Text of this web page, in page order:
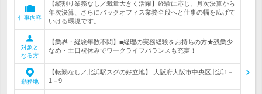
仕事内容
【縦割り業務なし／裁量大きく活躍】経験に応じ、月次決算から
年次決算、さらにバックオフィス業務全般へと仕事の幅を広げて
いける環境です。
対象と
なる方
【業界・経験年数不問】■経理の実務経験をお持ちの方★残業少
なめ・土日祝休みでワークライフバランスも充実！
勤務地
【転勤なし／北浜駅スグの好立地】 大阪府大阪市中央区北浜1－
1－9